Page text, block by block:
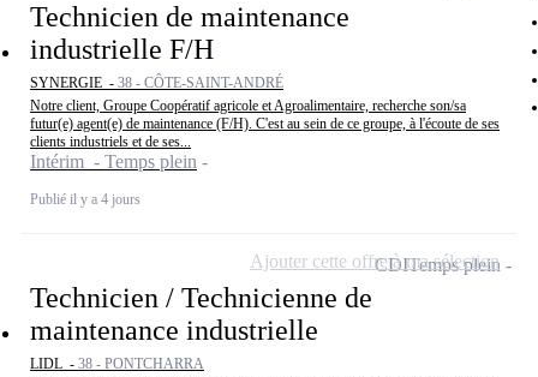
Technicien de maintenance
industrielle F/H
SYNERGIE - 38 - CÔTE-SAINT-ANDRÉ
Notre client, Groupe Coopératif agricole et Agroalimentaire, recherche son/sa
futur(e) agent(e) de maintenance (F/H). C'est au sein de ce groupe, à l'écoute de ses
clients industriels et de ses...
Intérim - Temps plein
Publié il y a 4 jours
Technicien / Technicienne de
maintenance industrielle
LIDL - 38 - PONTCHARRA
CDITemps plein
Ajouter cette offre à ma sélection